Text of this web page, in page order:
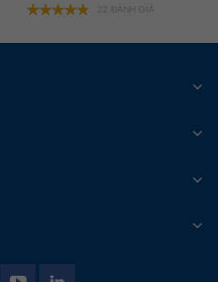
22 ĐÁNH GIÁ